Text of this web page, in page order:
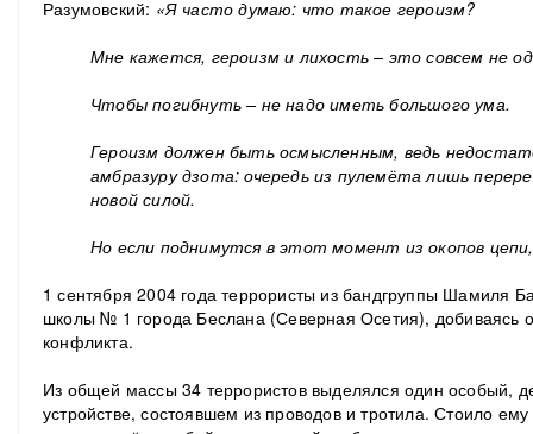
Разумовский: «Я часто думаю: что такое героизм?
Мне кажется, героизм и лихость – это совсем не
Чтобы погибнуть – не надо иметь большого ума.
Героизм должен быть осмысленным, ведь
амбразуру дзота: очередь из пулемёта лишь
новой силой.
Но если поднимутся в этот момент из окопов
1 сентября 2004 года террористы из бандгруппы Шамиля
школы № 1 города Беслана (Северная Осетия), добиваясь
конфликта.
Из общей массы 34 террористов выделялся один особый,
устройстве, состоявшем из проводов и тротила. Стоило